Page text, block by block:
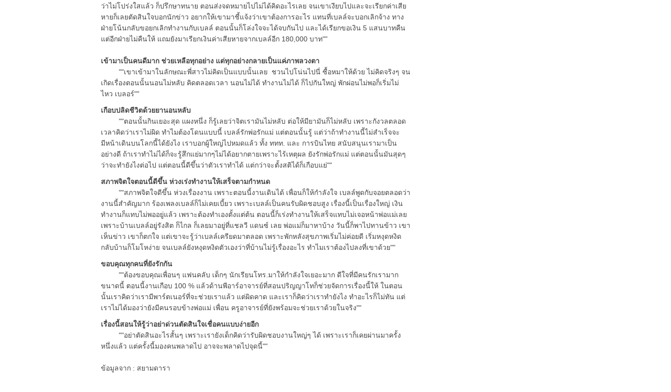
ว่าไม่โปร่งใสแล้ว ก็ปรึกษาทนาย ตอนส่งจดหมายไปไม่ได้คิดอะไรเลย จนเขาเงียบไปและจะเรียกค่าเสีย
หายก็เลยตัดสินใจบอกนักข่าว อยากให้เขามาชี้แจ้งว่าเขาต้องการอะไร แทนที่เบลล์จะบอกเลิกจ้าง ทาง
ฝ่ายโน้นกลับขอยกเลิกทำงานกับเบลล์ ตอนนั้นก็โล่งใจจะได้จบกันไป และได้เรียกขอเงิน 5 แสนบาทคืน
แต่อีกฝ่ายไม่คืนให้ แถมยังมาเรียกเงินค่าเสียหายจากเบลล์อีก 180,000 บาท""
เข้ามาเป็นคนดีมาก ช่วยเหลือทุกอย่าง แต่ทุกอย่างกลายเป็นแค่ภาพลวงตา
""เขาเข้ามาในลักษณะพี่สาวไม่คิดเป็นแบบนั้นเลย ชวนไปโน่นไปนี่ ซื้อหมาให้ด้วย ไม่คิดจริงๆ จน
เกิดเรื่องตอนนั้นนอนไม่หลับ คิดตลอดเวลา นอนไม่ได้ ทำงานไม่ได้ ก็ไปกันใหญ่ พักผ่อนไม่พอก็เริ่มไม่
ไหว เบลอร์""
เกือบปลิดชีวิตด้วยยานอนหลับ
""ตอนนั้นกินเยอะสุด แผงหนึ่ง ก็รู้เลยว่าจิตเรามันไม่หลับ ต่อให้มียามันก็ไม่หลับ เพราะกังวลตลอด
เวลาคิดว่าเราไม่ผิด ทำไมต้องโดนแบบนี้ เบลล์รักพ่อรักแม่ แต่ตอนนั้นรู้ แต่ว่าถ้าทำงานนี้ไม่สำเร็จจะ
มีหน้าเดินบนโลกนี้ได้ยังไง เราบอกผู้ใหญ่ไปหมดแล้ว ทั้ง ททท. และ การบินไทย สนับสนุนเรามาเป็น
อย่างดี ถ้าเราทำไม่ได้ก็จะรู้สึกแย่มากๆไม่ได้อยากตายเพราะไร้เหตุผล ยังรักพ่อรักแม่ แต่ตอนนั้นมันสุดๆ
ว่าจะทำยังไงต่อไป แต่ตอนนี้ดีขึ้นว่าตัวเราทำได้ แต่กว่าจะตั้งสติได้ก็เกือบแย่""
สภาพจิตใจตอนนี้ดีขึ้น ห่วงเร่งทำงานให้เสร็จตามกำหนด
""สภาพจิตใจดีขึ้น ห่วงเรื่องงาน เพราะตอนนี้งานเดินได้ เพื่อนก็ให้กำลังใจ เบลล์พูดกับจอยตลอดว่า
งานนี้สำคัญมาก ร้องเพลงเบลล์ก็ไม่เคยเบี้ยว เพราะเบลล์เป็นคนรับผิดชอบสูง เรื่องนี้เป็นเรื่องใหญ่ เงิน
ทำงานก็แทบไม่พออยู่แล้ว เพราะต้องทำเองตั้งแต่ต้น ตอนนี้ก็เร่งทำงานให้เสร็จแทบไม่เจอหน้าพ่อแม่เลย
เพราะบ้านเบลล์อยู่รังสิต ก็ไกล ก็เลยมาอยู่ที่แชลวี แดนซ์ เลย พ่อแม่ก็มาหาบ้าง วันนี้ก็พาไปทานข้าว เขา
เห็นข่าว เขาก็ตกใจ แต่เขาจะรู้ว่าเบลล์เครียดมาตลอด เพราะพักหลังสุขภาพเริ่มไม่ค่อยดี เริ่มหงุดหงิด
กลับบ้านก็โมโหง่าย จนเบลล์ยังหงุดหงิดตัวเองว่าที่บ้านไม่รู้เรื่องอะไร ทำไมเราต้องไปลงที่เขาด้วย""
ขอบคุณทุกคนที่ยังรักกัน
""ต้องขอบคุณเพื่อนๆ แฟนคลับ เด็กๆ นักเรียนโทร.มาให้กำลังใจเยอะมาก ดีใจที่มีคนรักเรามาก
ขนาดนี้ ตอนนี้งานเกือบ 100 % แล้วด้านพีอาร์อาจารย์ที่สอนปริญญาโทก็ช่วยจัดการเรื่องนี้ให้ ในตอน
นั้นเราคิดว่าเรามีพาร์ตเนอร์ที่จะช่วยเราแล้ว แต่ผิดคาด และเราก็คิดว่าเราทำยังไง ทำอะไรก็ไม่ทัน แต่
เราไม่ได้มองว่ายังมีคนรอบข้างพ่อแม่ เพื่อน ครูอาจารย์ที่ยังพร้อมจะช่วยเราด้วยในจริง""
เรื่องนี้สอนให้รู้ว่าอย่าด่วนตัดสินใจเชื่อคนแบบง่ายอีก
""อย่าตัดสินอะไรสั้นๆ เพราะเรายังเด็กคิดว่ารับผิดชอบงานใหญ่ๆ ได้ เพราะเราก็เคยผ่านมาครั้ง
หนึ่งแล้ว แต่ครั้งนี้มองคนพลาดไป อาจจะพลาดไปจุดนี้""
ข้อมูลจาก : สยามดารา